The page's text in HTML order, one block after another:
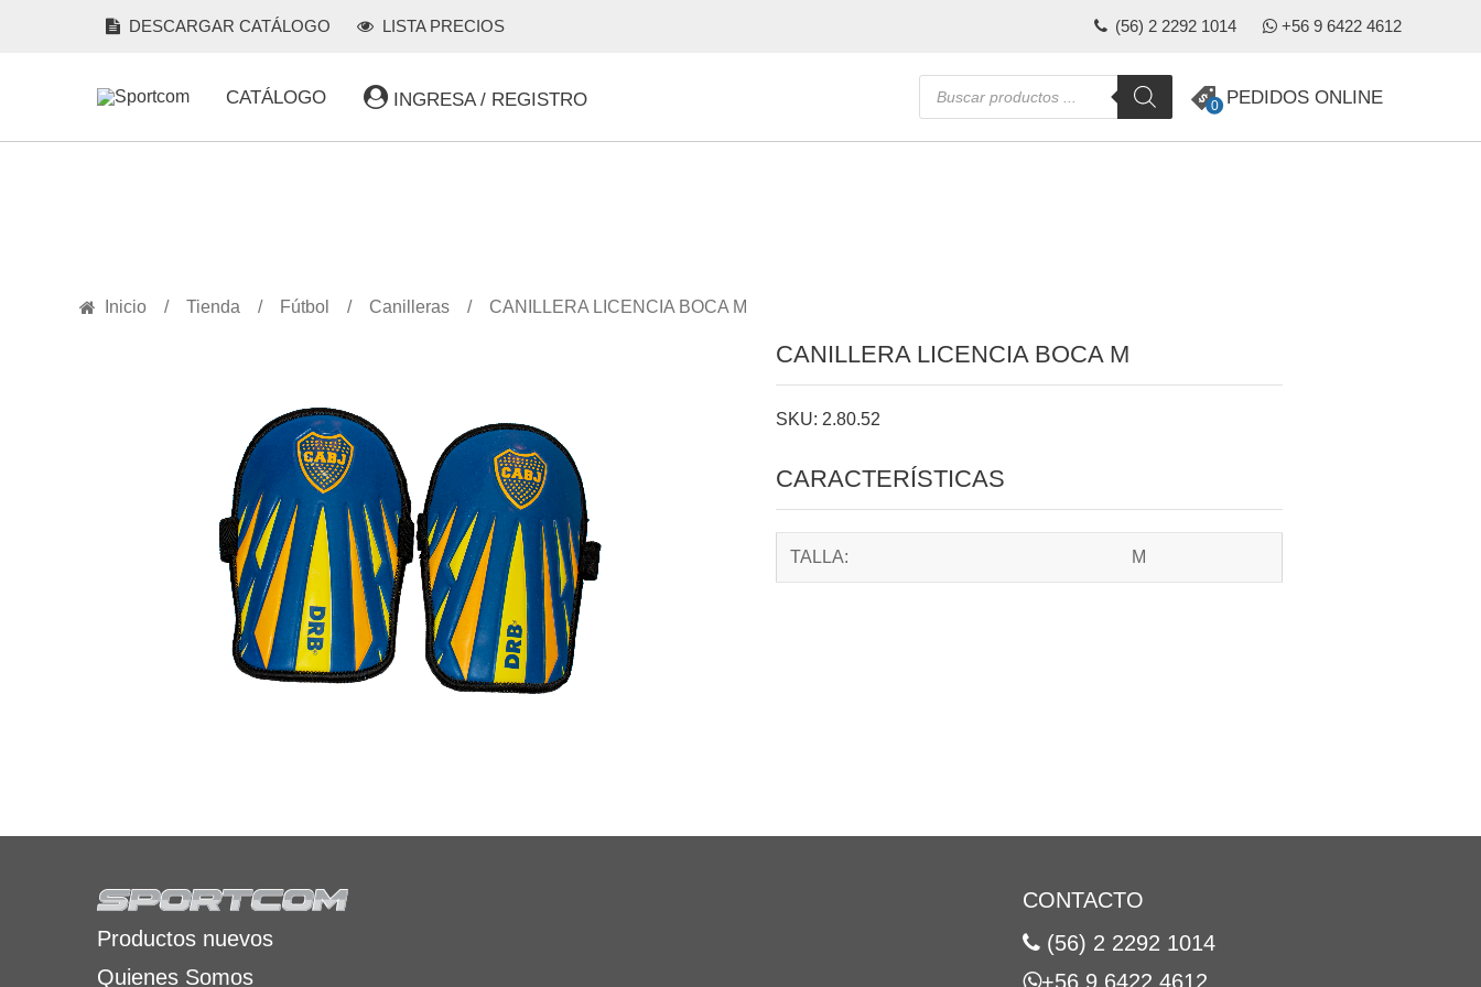
DESCARGAR CATÁLOGO LISTA PRECIOS (56) 2 2292 1014 +56 9 6422 4612
CATÁLOGO INGRESA / REGISTRO
Búsqueda
de
productos
0 PEDIDOS ONLINE
Inicio Tienda Fútbol Canilleras CANILLERA LICENCIA BOCA M
CANILLERA LICENCIA BOCA M
SKU: 2.80.52
CARACTERÍSTICAS
TALLA: M
Productos nuevos
Quienes Somos
CONTACTO
(56) 2 2292 1014
+56 9 6422 4612